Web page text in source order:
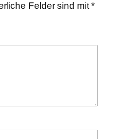
Felder sind mit*